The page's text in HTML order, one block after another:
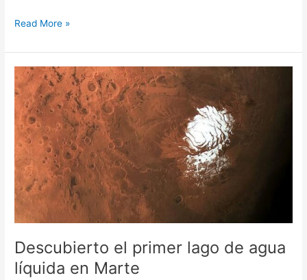
Read More »
Descubierto el primer lago de agua
líquida en Marte
Descubierto
el
primer
lago
de
agua
líquida
en
Marte